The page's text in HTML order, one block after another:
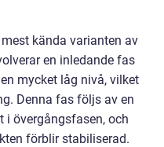
kända varianten av
en inledande fas
mycket låg nivå, vilket
Denna fas följs av en
i övergångsfasen, och
förblir stabiliserad.